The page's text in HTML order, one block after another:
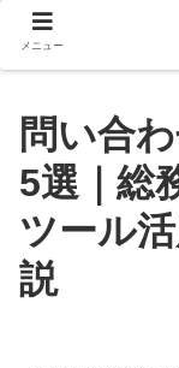
問い合
5選｜総
ツール
説
メニュー